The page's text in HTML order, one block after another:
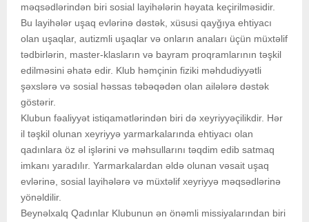
məqsədlərindən biri sosial layihələrin həyata keçirilməsidir.
Bu layihələr uşaq evlərinə dəstək, xüsusi qayğıya ehtiyacı
olan uşaqlar, autizmli uşaqlar və onların anaları üçün müxtəlif
tədbirlərin, master-klasların və bayram proqramlarının təşkil
edilməsini əhatə edir. Klub həmçinin fiziki məhdudiyyətli
şəxslərə və sosial həssas təbəqədən olan ailələrə dəstək
göstərir.
Klubun fəaliyyət istiqamətlərindən biri də xeyriyyəçilikdir. Hər
il təşkil olunan xeyriyyə yarmarkalarında ehtiyacı olan
qadınlara öz əl işlərini və məhsullarını təqdim edib satmaq
imkanı yaradılır. Yarmarkalardan əldə olunan vəsait uşaq
evlərinə, sosial layihələrə və müxtəlif xeyriyyə məqsədlərinə
yönəldilir.
Beynəlxalq Qadınlar Klubunun ən önəmli missiyalarından biri